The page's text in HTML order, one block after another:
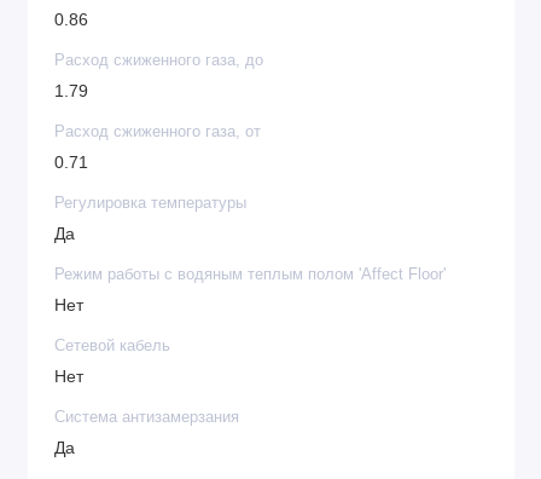
0.86
Расход сжиженного газа, до
1.79
Расход сжиженного газа, от
0.71
Регулировка температуры
Да
Режим работы с водяным теплым полом 'Affect Floor'
Нет
Сетевой кабель
Нет
Система антизамерзания
Да